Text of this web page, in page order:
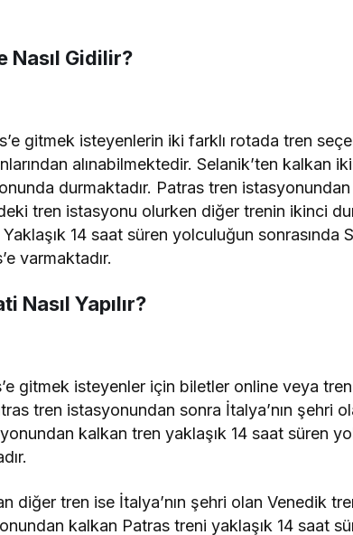
Nasıl Gidilir?
gitmek isteyenlerin iki farklı rotada tren
alınabilmektedir. Selanik’ten kalkan
durmaktadır. Patras tren
tren istasyonu olurken diğer trenin ikinci
14 saat süren yolculuğun sonrasında
varmaktadır.
Nasıl Yapılır?
gitmek isteyenler için biletler online veya
tren istasyonundan sonra İtalya’nın şehri
kalkan tren yaklaşık 14 saat süren
diğer tren ise İtalya’nın şehri olan Venedik
kalkan Patras treni yaklaşık 14 saat